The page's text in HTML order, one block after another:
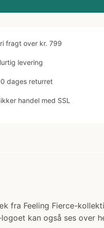
fragt over kr. 799
levering
dages returret
handel med SSL
fra Feeling Fierce-
kan også ses over